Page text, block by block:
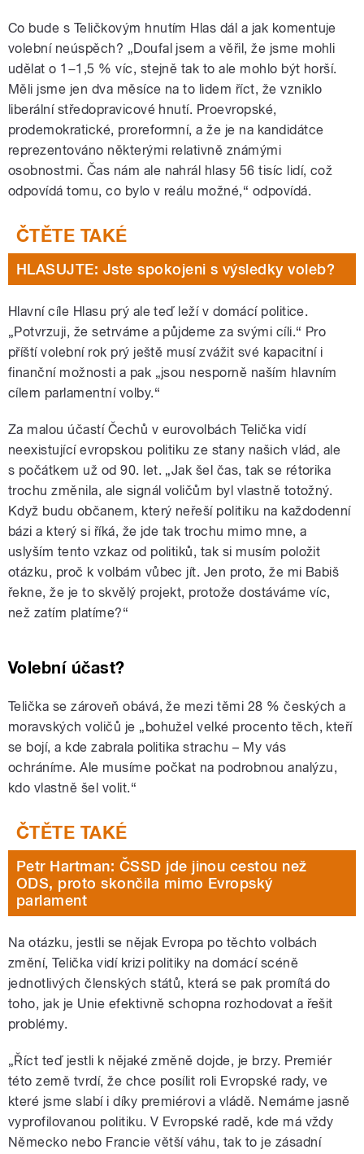
Co bude s Teličkovým hnutím Hlas dál a jak komentuje
volební neúspěch? „Doufal jsem a věřil, že jsme mohli
udělat o 1−1,5 % víc, stejně tak to ale mohlo být horší.
Měli jsme jen dva měsíce na to lidem říct, že vzniklo
liberální středopravicové hnutí. Proevropské,
prodemokratické, proreformní, a že je na kandidátce
reprezentováno některými relativně známými
osobnostmi. Čas nám ale nahrál hlasy 56 tisíc lidí, což
odpovídá tomu, co bylo v reálu možné,“ odpovídá.
HLASUJTE: Jste spokojeni s výsledky voleb?
Hlavní cíle Hlasu prý ale teď leží v domácí politice.
„Potvrzuji, že setrváme a půjdeme za svými cíli.“ Pro
příští volební rok prý ještě musí zvážit své kapacitní i
finanční možnosti a pak „jsou nesporně naším hlavním
cílem parlamentní volby.“
Za malou účastí Čechů v eurovolbách Telička vidí
neexistující evropskou politiku ze stany našich vlád, ale
s počátkem už od 90. let. „Jak šel čas, tak se rétorika
trochu změnila, ale signál voličům byl vlastně totožný.
Když budu občanem, který neřeší politiku na každodenní
bázi a který si říká, že jde tak trochu mimo mne, a
uslyším tento vzkaz od politiků, tak si musím položit
otázku, proč k volbám vůbec jít. Jen proto, že mi Babiš
řekne, že je to skvělý projekt, protože dostáváme víc,
než zatím platíme?“
Volební účast?
Telička se zároveň obává, že mezi těmi 28 % českých a
moravských voličů je „bohužel velké procento těch, kteří
se bojí, a kde zabrala politika strachu – My vás
ochráníme. Ale musíme počkat na podrobnou analýzu,
kdo vlastně šel volit.“
Petr Hartman: ČSSD jde jinou cestou než
ODS, proto skončila mimo Evropský
parlament
Na otázku, jestli se nějak Evropa po těchto volbách
změní, Telička vidí krizi politiky na domácí scéně
jednotlivých členských států, která se pak promítá do
toho, jak je Unie efektivně schopna rozhodovat a řešit
problémy.
„Říct teď jestli k nějaké změně dojde, je brzy. Premiér
této země tvrdí, že chce posílit roli Evropské rady, ve
které jsme slabí i díky premiérovi a vládě. Nemáme jasně
vyprofilovanou politiku. V Evropské radě, kde má vždy
Německo nebo Francie větší váhu, tak to je zásadní